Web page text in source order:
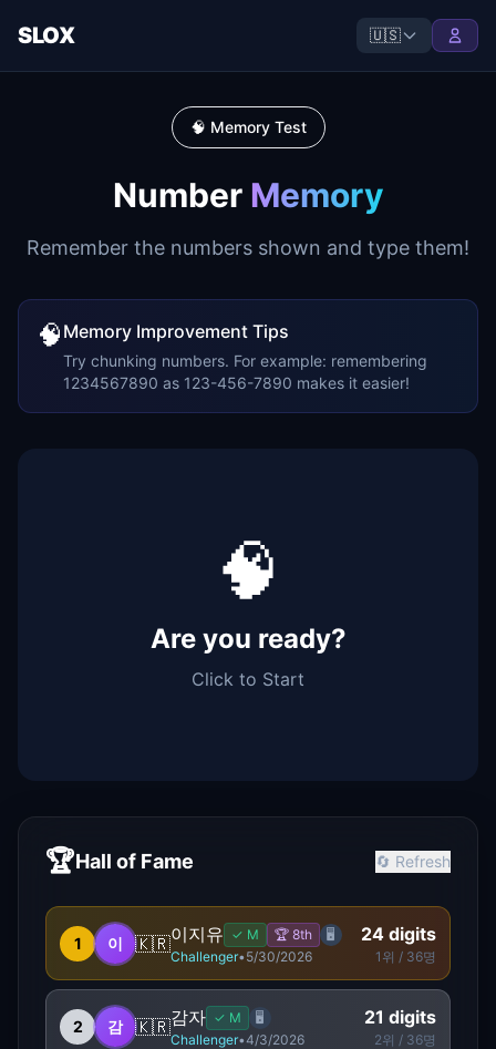
SLOX 🇺🇸
🧠 Memory Test
NumberMemory
Remember the numbers shown and type them!
🧠 Memory Improvement Tips
Try chunking numbers. For example: remembering
1234567890 as 123-456-7890 makes it easier!
🧠
Are you ready?
Click to Start
🏆Hall of Fame 🔄 Refresh
1 이 🇰🇷이지유 ✓ M 🏆 8th
🖥️
Challenger•5/30/2026
24 digits
1 위 / 36명
2 감 🇰🇷감자 ✓ M
🖥️
Challenger•4/3/2026
21 digits
2위 / 36명